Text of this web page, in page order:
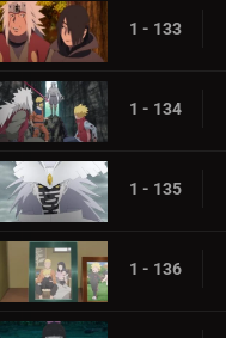
1 - 133
1 - 134
1 - 135
1 - 136